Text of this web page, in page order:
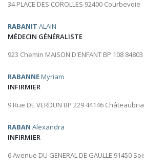
34 PLACE DES COROLLES 92400 Courbevoie
RABANIT ALAIN
MÉDECIN GÉNÉRALISTE
923 Chemin MAISON D'ENFANT BP 108
RABANNEMyriam
INFIRMIER
9 Rue DE VERDUN BP 229 44146
RABAN Alexandra
INFIRMIER
6 Avenue DU GENERAL DE GAULLE 91450